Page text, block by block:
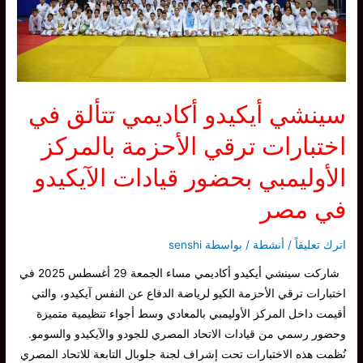
سينشي أيكيدو أكاديمي تتألق في
اختبارات ترقي الأحزمة بالمركز
الأوليمبي بحضور قيادات الآيكيدو
في مصر
اترك تعليقاً / أنشطة / بواسطة senshi
شاركت سينشي أيكيدو أكاديمي مساء الجمعة 29 أغسطس 2025 في
اختبارات ترقي الأحزمة الكيو لرياضة الدفاع عن النفس آيكيدو، والتي
أقيمت داخل المركز الأوليمبي بالمعادي وسط أجواء تنظيمية متميزة
وحضور رسمي من قيادات الاتحاد المصري للجودو والآيكيدو والسومو.
نُظمت هذه الاختبارات تحت إشراف لجنة جلوبال التابعة للاتحاد المصري